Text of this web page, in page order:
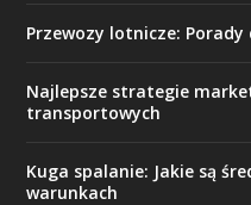
Przewozy lotnicze:
Najlepsze strategie
transportowych
Kuga spalanie: Jakie są
warunkach